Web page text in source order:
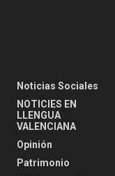
Noticias Sociales
NOTICIES EN
LLENGUA
VALENCIANA
Opinión
Patrimonio